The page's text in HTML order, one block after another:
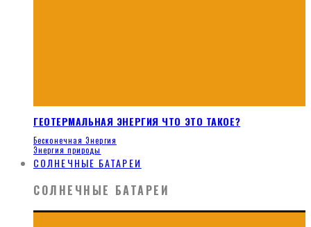
ГЕОТЕРМАЛЬНАЯ ЭНЕРГИЯ ЧТО ЭТО ТАКОЕ?
Бесконечная Энергия
Энергия природы
СОЛНЕЧНЫЕ БАТАРЕИ
СОЛНЕЧНЫЕ БАТАРЕИ